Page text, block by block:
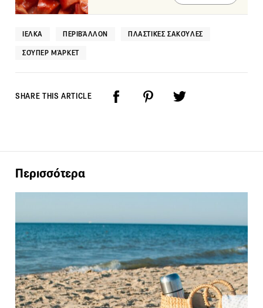
ΙΕΛΚΑ ΠΕΡΙΒΆΛΛΟΝ ΠΛΑΣΤΙΚΈΣ ΣΑΚΟΎΛΕΣ
ΣΟΎΠΕΡ ΜΆΡΚΕΤ
SHARE THIS ARTICLE
Περισσότερα